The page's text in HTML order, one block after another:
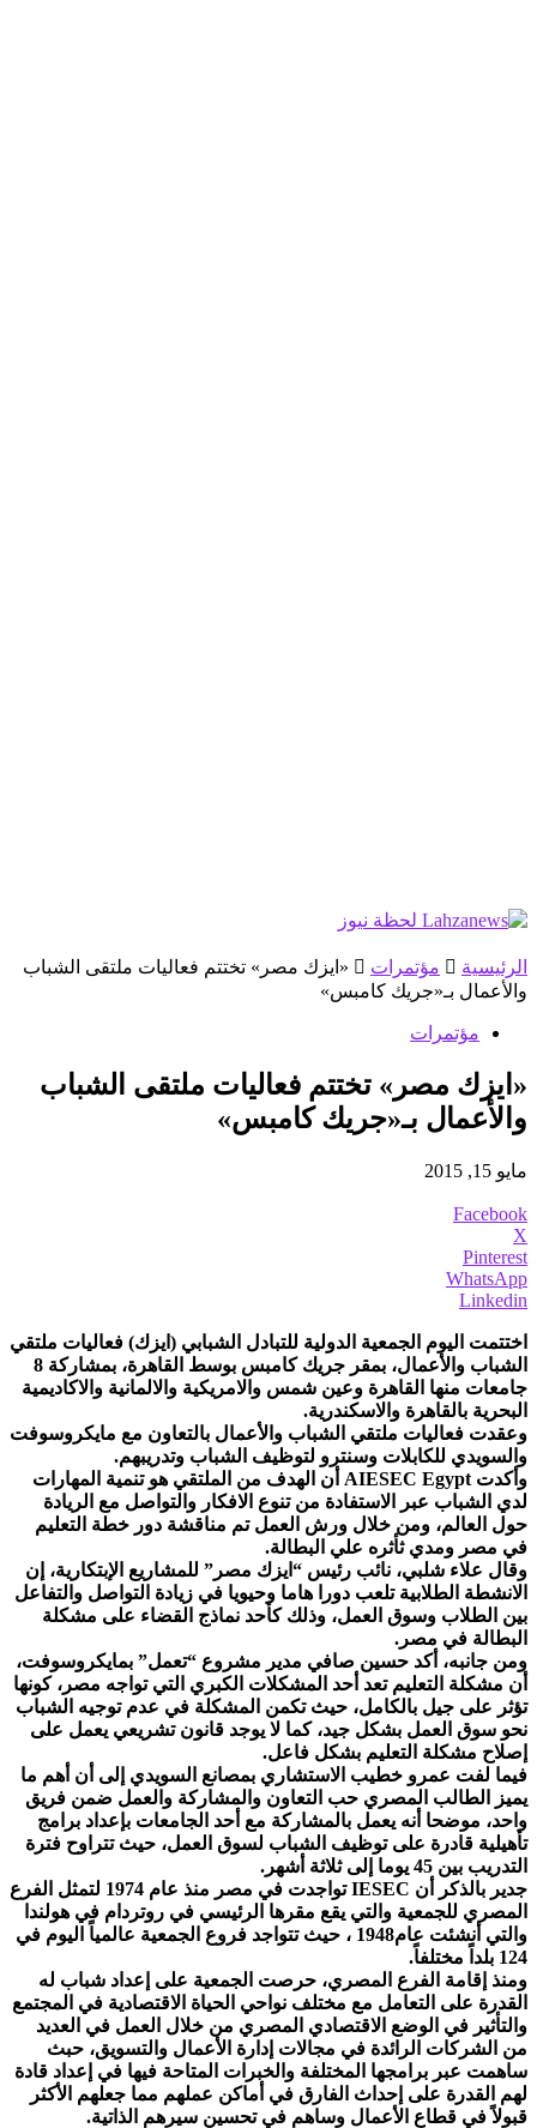
الرئيسية مؤتمرات
«ايزك مصر» تختتم فعاليات ملتقى الشباب
والأعمال بـ«جريك كامبس»
مؤتمرات
«ايزك مصر» تختتم فعاليات ملتقى الشباب
والأعمال بـ«جريك كامبس»
مايو 15, 2015
Facebook
X
Pinterest
WhatsApp
Linkedin
اختتمت اليوم الجمعية الدولية للتبادل الشبابي (ايزك) فعاليات ملتقي
الشباب والأعمال، بمقر جريك كامبس بوسط القاهرة، بمشاركة 8
جامعات منها القاهرة وعين شمس والامريكية والالمانية والاكاديمية
البحرية بالقاهرة والاسكندرية.
وعقدت فعاليات ملتقي الشباب والأعمال بالتعاون مع مايكروسوفت
والسويدي للكابلات وسنترو لتوظيف الشباب وتدريبهم.
وأكدت AIESEC Egypt أن الهدف من الملتقي هو تنمية المهارات
لدي الشباب عبر الاستفادة من تنوع الافكار والتواصل مع الريادة
حول العالم، ومن خلال ورش العمل تم مناقشة دور خطة التعليم
في مصر ومدي ثأثره علي البطالة.
وقال علاء شلبي، نائب رئيس “ايزك مصر” للمشاريع الإبتكارية، إن
الانشطة الطلابية تلعب دورا هاما وحيويا في زيادة التواصل والتفاعل
بين الطلاب وسوق العمل، وذلك كأحد نماذج القضاء على مشكلة
البطالة في مصر.
ومن جانبه، أكد حسين صافي مدير مشروع “تعمل” بمايكروسوفت،
أن مشكلة التعليم تعد أحد المشكلات الكبري التي تواجه مصر، كونها
تؤثر على جيل بالكامل، حيث تكمن المشكلة في عدم توجيه الشباب
نحو سوق العمل بشكل جيد، كما لا يوجد قانون تشريعي يعمل على
إصلاح مشكلة التعليم بشكل فاعل.
فيما لفت عمرو خطيب الاستشاري بمصانع السويدي إلى أن أهم ما
يميز الطالب المصري حب التعاون والمشاركة والعمل ضمن فريق
واحد، موضحا أنه يعمل بالمشاركة مع أحد الجامعات بإعداد برامج
تأهيلية قادرة على توظيف الشباب لسوق العمل، حيث تتراوح فترة
التدريب بين 45 يوما إلى ثلاثة أشهر.
جدير بالذكر أن IESEC تواجدت في مصر منذ عام 1974 لتمثل الفرع
المصري للجمعية والتي يقع مقرها الرئيسي في روتردام في هولندا
والتي أنشئت عام1948 ، حيث تتواجد فروع الجمعية عالمياً اليوم في
124 بلداً مختلفاً.
ومنذ إقامة الفرع المصري، حرصت الجمعية على إعداد شباب له
القدرة على التعامل مع مختلف نواحي الحياة الاقتصادية في المجتمع
والتأثير في الوضع الاقتصادي المصري من خلال العمل في العديد
من الشركات الرائدة في مجالات إدارة الأعمال والتسويق، حبث
ساهمت عبر برامجها المختلفة والخبرات المتاحة فيها في إعداد قادة
لهم القدرة على إحداث الفارق في أماكن عملهم مما جعلهم الأكثر
قبولاً في قطاع الأعمال وساهم في تحسين سيرهم الذاتية.